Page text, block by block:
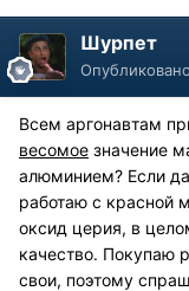
Шурпет
Опубликовано
Всем аргонавтам
весомое значение
алюминием? Если
работаю с красной
оксид церия, в
качество. Покупаю
свои, поэтому